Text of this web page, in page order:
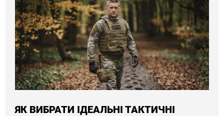
ЯК ВИБРАТИ ІДЕАЛЬНІ ТАКТИЧНІ